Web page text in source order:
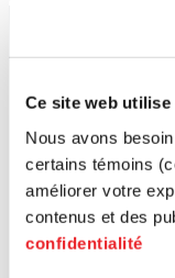
Ce site web
Nous avons
certains témoins
améliorer votre
contenus et des
confidentialité